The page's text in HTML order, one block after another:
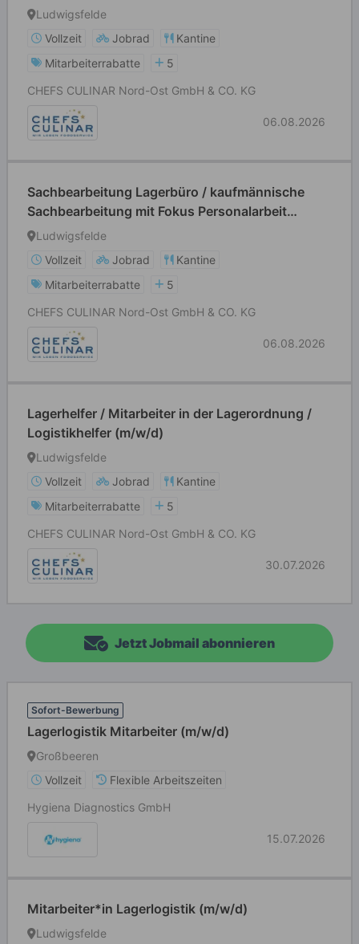
Neubaus
Ludwigsfelde
Vollzeit
Jobrad
Kantine
Mitarbeiterrabatte
5
CHEFS CULINAR Nord-Ost GmbH & CO. KG
06.08.2026
Sachbearbeitung Lagerbüro / kaufmännische
Sachbearbeitung mit Fokus Personalarbeit
(m/w/d)
Ludwigsfelde
Vollzeit
Jobrad
Kantine
Mitarbeiterrabatte
5
CHEFS CULINAR Nord-Ost GmbH & CO. KG
06.08.2026
Lagerhelfer / Mitarbeiter in der Lagerordnung /
Logistikhelfer (m/w/d)
Ludwigsfelde
Vollzeit
Jobrad
Kantine
Mitarbeiterrabatte
5
CHEFS CULINAR Nord-Ost GmbH & CO. KG
30.07.2026
Jetzt Jobmail abonnieren
Sofort-Bewerbung
Lagerlogistik Mitarbeiter (m/w/d)
Großbeeren
Vollzeit
Flexible Arbeitszeiten
Hygiena Diagnostics GmbH
15.07.2026
Mitarbeiter*in Lagerlogistik (m/w/d)
Ludwigsfelde